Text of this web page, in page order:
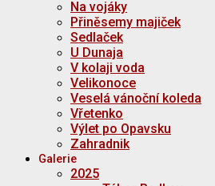
Na vojáky
Přiněsemy majiček
Sedlaček
U Dunaja
V kolaji voda
Velikonoce
Veselá vánoční koleda
Vřetenko
Výlet po Opavsku
Zahradnik
Galerie
2025